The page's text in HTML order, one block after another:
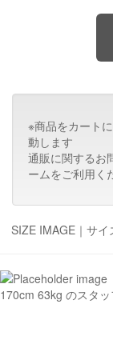
※商品をカート
動します
通販に関するお
ームをご利用く
SIZE IMAGE｜ サイ
170cm 63kg のスタ